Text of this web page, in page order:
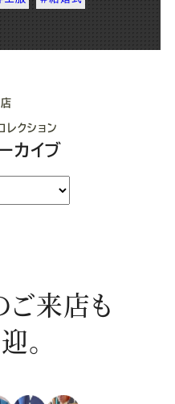
レクション
カイブ
ご来店も
。